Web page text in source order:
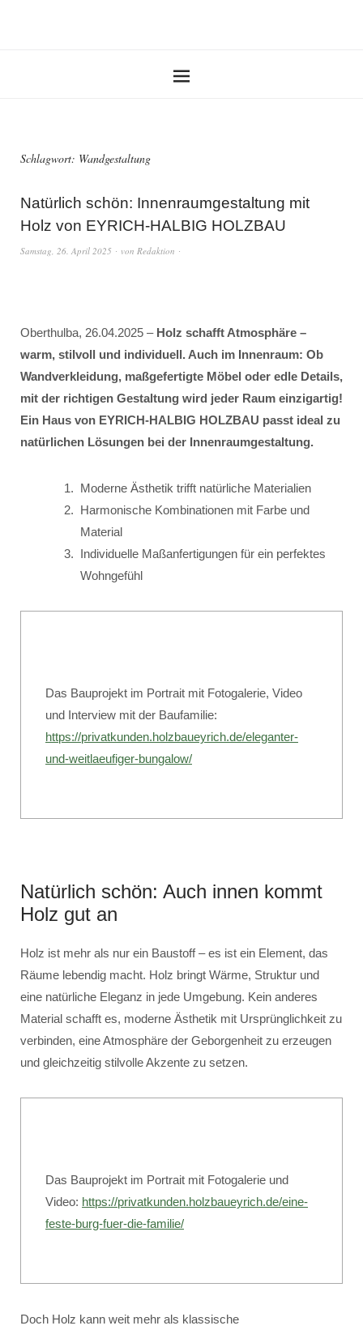
Schlagwort: Wandgestaltung
Natürlich schön: Innenraumgestaltung mit
Holz von EYRICH-HALBIG HOLZBAU
Samstag, 26. April 2025 von Redaktion
Oberthulba, 26.04.2025 – Holz schafft Atmosphäre –
warm, stilvoll und individuell. Auch im Innenraum: Ob
Wandverkleidung, maßgefertigte Möbel oder edle Details,
mit der richtigen Gestaltung wird jeder Raum einzigartig!
Ein Haus von EYRICH-HALBIG HOLZBAU passt ideal zu
natürlichen Lösungen bei der Innenraumgestaltung.
Moderne Ästhetik trifft natürliche Materialien
Harmonische Kombinationen mit Farbe und
Material
Individuelle Maßanfertigungen für ein perfektes
Wohngefühl
Das Bauprojekt im Portrait mit Fotogalerie, Video
und Interview mit der Baufamilie:
https://privatkunden.holzbaueyrich.de/eleganter-
und-weitlaeufiger-bungalow/
Natürlich schön: Auch innen kommt
Holz gut an
Holz ist mehr als nur ein Baustoff – es ist ein Element, das
Räume lebendig macht. Holz bringt Wärme, Struktur und
eine natürliche Eleganz in jede Umgebung. Kein anderes
Material schafft es, moderne Ästhetik mit Ursprünglichkeit zu
verbinden, eine Atmosphäre der Geborgenheit zu erzeugen
und gleichzeitig stilvolle Akzente zu setzen.
Das Bauprojekt im Portrait mit Fotogalerie und
Video: https://privatkunden.holzbaueyrich.de/eine-
feste-burg-fuer-die-familie/
Doch Holz kann weit mehr als klassische